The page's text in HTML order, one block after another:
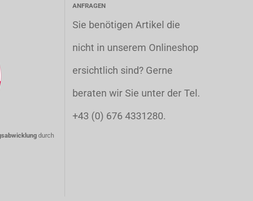
durch
ANFRAGEN
Sie benötigen Artikel die
nicht in unserem Onlineshop
ersichtlich sind? Gerne
beraten wir Sie unter der Tel.
+43 (0) 676 4331280.